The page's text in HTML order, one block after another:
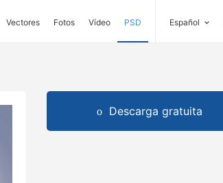
Vectores Fotos Vídeo PSD Español
Descarga gratuita